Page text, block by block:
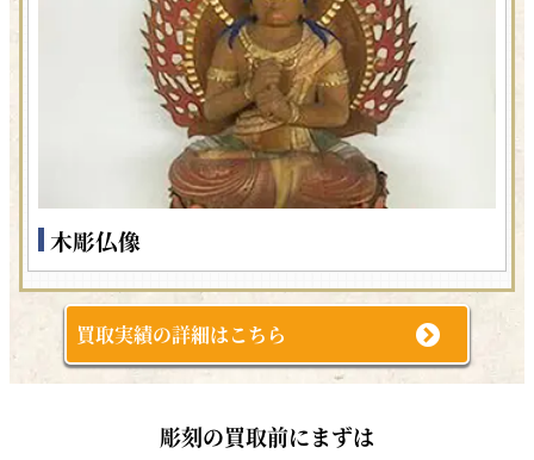
木彫仏像
買取実績の詳細はこちら
彫刻の買取前にまずは